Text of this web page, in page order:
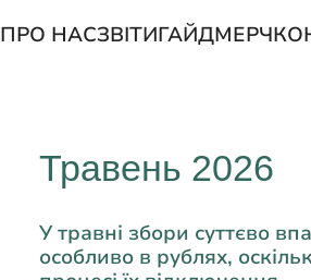
ПРО НАСЗВІТИГАЙДМЕРЧ
Травень 2026
У травні збори суттєво
особливо в рублях,